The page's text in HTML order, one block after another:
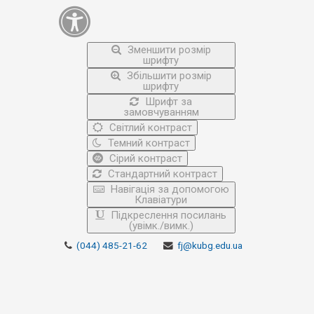
Зменшити розмір
шрифту
Збільшити розмір
шрифту
Шрифт за
замовчуванням
Світлий контраст
Темний контраст
Сірий контраст
Стандартний контраст
Навігація за допомогою
Клавіатури
Підкреслення посилань
(увімк./вимк.)
(044) 485-21-62 fj@kubg.edu.ua